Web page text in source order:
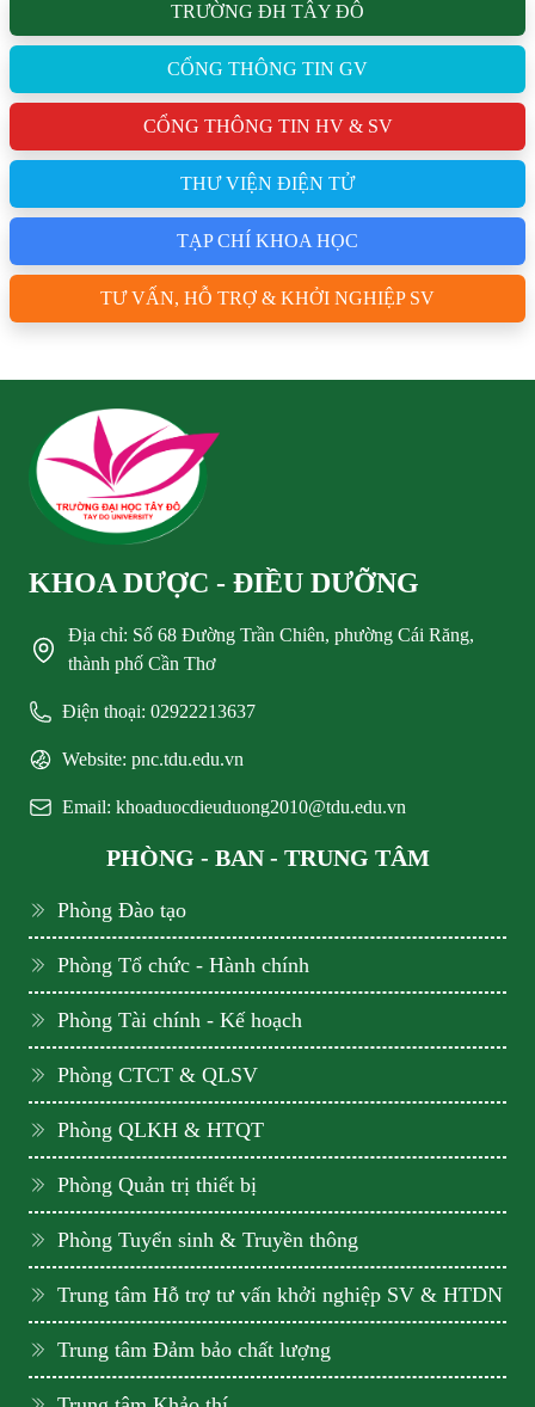
TRƯỜNG ĐH TÂY ĐÔ
CỔNG THÔNG TIN GV
CỔNG THÔNG TIN HV & SV
THƯ VIỆN ĐIỆN TỬ
TẠP CHÍ KHOA HỌC
TƯ VẤN, HỖ TRỢ & KHỞI NGHIỆP SV
KHOA DƯỢC - ĐIỀU DƯỠNG
Địa chỉ: Số 68 Đường Trần Chiên, phường Cái Răng,
thành phố Cần Thơ
Điện thoại: 02922213637
Website: pnc.tdu.edu.vn
Email: khoaduocdieuduong2010@tdu.edu.vn
PHÒNG - BAN - TRUNG TÂM
Phòng Đào tạo
Phòng Tổ chức - Hành chính
Phòng Tài chính - Kế hoạch
Phòng CTCT & QLSV
Phòng QLKH & HTQT
Phòng Quản trị thiết bị
Phòng Tuyển sinh & Truyền thông
Trung tâm Hỗ trợ tư vấn khởi nghiệp SV & HTDN
Trung tâm Đảm bảo chất lượng